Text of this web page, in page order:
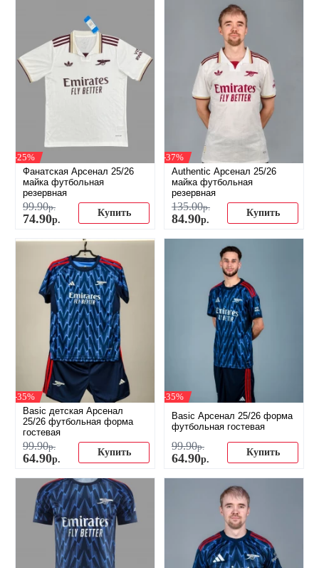
-25%
Фанатская Арсенал 25/26
майка футбольная
резервная
99.90р.
74.90р.
Купить
-37%
Authentic Арсенал 25/26
майка футбольная
резервная
135.00р.
84.90р.
Купить
-35%
Basic детская Арсенал
25/26 футбольная форма
гостевая
99.90р.
64.90р.
Купить
-35%
Basic Арсенал 25/26 форма
футбольная гостевая
99.90р.
64.90р.
Купить